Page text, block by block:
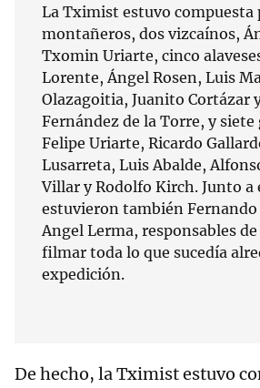
La Tximist estuvo compuesta
montañeros, dos vizcaínos,
Txomin Uriarte, cinco
Lorente, Ángel Rosen, Luis
Olazagoitia, Juanito Cortázar
Fernández de la Torre, y siete
Felipe Uriarte, Ricardo
Lusarreta, Luis Abalde,
Villar y Rodolfo Kirch. Junto a
estuvieron también
Angel Lerma, responsables
filmar toda lo que sucedía
expedición.
De hecho, la Tximist estuvo